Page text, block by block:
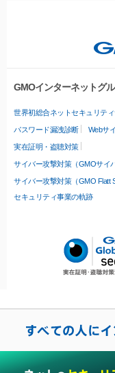
GMOインターネットグ
世界初総合ネットセキュリテ
パスワード漏洩診断 Webサ
実在証明・盗聴対策
サイバー攻撃対策（GMOサイ
サイバー攻撃対策（GMO Flatt
セキュリティ事業の軌跡